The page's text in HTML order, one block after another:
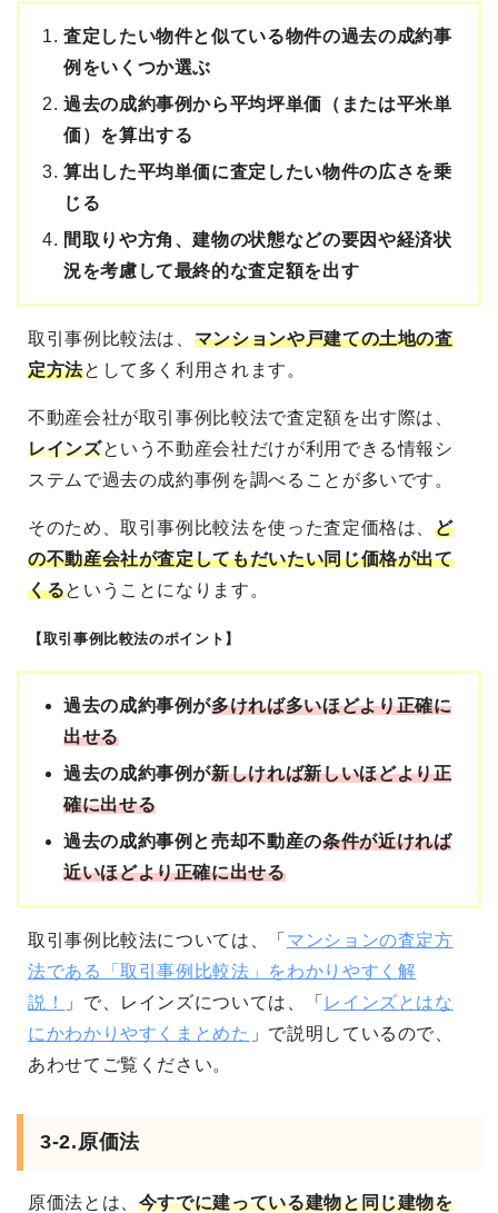
査定したい物件と似ている物件の過去の成約事
例をいくつか選ぶ
過去の成約事例から平均坪単価（または平米単
価）を算出する
算出した平均単価に査定したい物件の広さを乗
じる
間取りや方角、建物の状態などの要因や経済状
況を考慮して最終的な査定額を出す
取引事例比較法は、 マンションや戸建ての土地の査
定方法として多く利用されます。
不動産会社が取引事例比較法で査定額を出す際は、
レインズという不動産会社だけが利用できる情報シ
ステムで過去の成約事例を調べることが多いです。
そのため、取引事例比較法を使った査定価格は、ど
の不動産会社が査定してもだいたい同じ価格が出て
くるということになります。
【取引事例比較法のポイント】
過去の成約事例が多ければ多いほどより正確に
出せる
過去の成約事例が新しければ新しいほどより正
確に出せる
過去の成約事例と売却不動産の条件が近ければ
近いほどより正確に出せる
取引事例比較法については、「 マンションの査定方
法である「取引事例比較法」をわかりやすく解
説！
」で、レインズについては、「 レインズとはな
にかわかりやすくまとめた 」で説明しているので、
あわせてご覧ください。
3-2.原価法
原価法とは、 今すでに建っている建物と同じ建物を